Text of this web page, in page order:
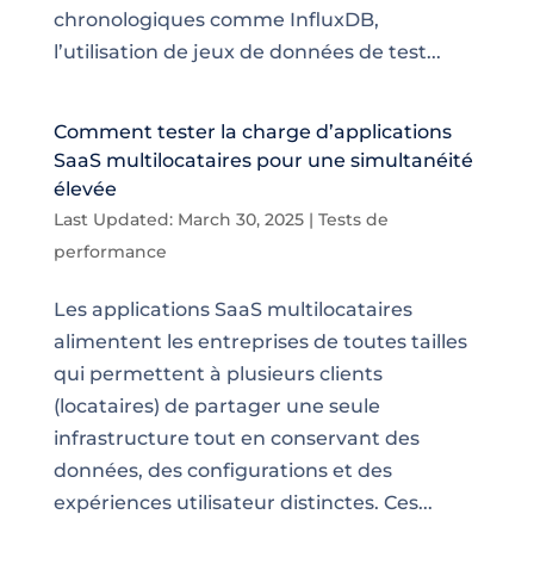
chronologiques comme InfluxDB,
l’utilisation de jeux de données de test...
Comment tester la charge d’applications
SaaS multilocataires pour une simultanéité
élevée
Last Updated: March 30, 2025| Tests de
performance
Les applications SaaS multilocataires
alimentent les entreprises de toutes tailles
qui permettent à plusieurs clients
(locataires) de partager une seule
infrastructure tout en conservant des
données, des configurations et des
expériences utilisateur distinctes. Ces...